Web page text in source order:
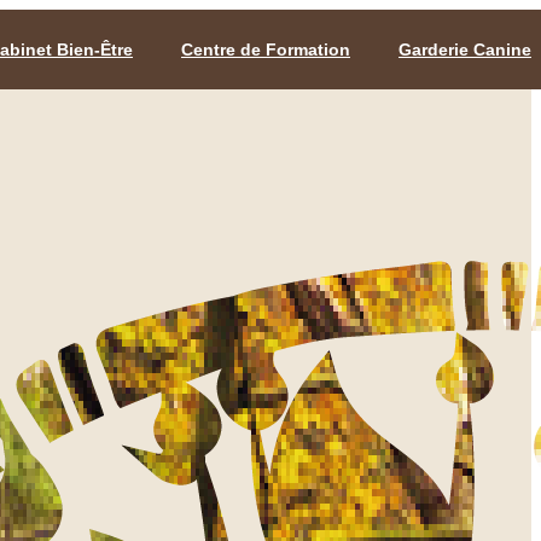
Bien-Être Centre de Formation Garderie Canine